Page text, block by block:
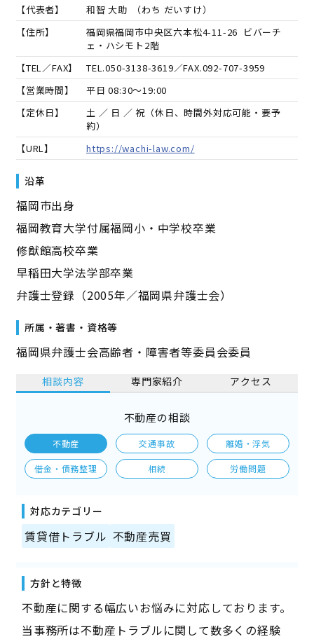
【代表者】 和智 大助 （わち だいすけ）
【住所】
福岡県福岡市中央区六本松4-11-26 ビバーチ
ェ・ハシモト2階
【TEL／FAX】
TEL.050-3138-3619／FAX.092-707-3959
【営業時間】
平日 08:30～19:00
【定休日】
土 ／ 日 ／ 祝（休日、時間外対応可能・要予
約）
【URL】
https://wachi-law.com/
沿革
福岡市出身
福岡教育大学付属福岡小・中学校卒業
修猷館高校卒業
早稲田大学法学部卒業
弁護士登録（2005年／福岡県弁護士会）
所属・著書・資格等
福岡県弁護士会高齢者・障害者等委員会委員
相談内容 専門家紹介 アクセス
不動産の相談
不動産 交通事故 離婚・浮気
借金・債務整理 相続 労働問題
対応カテゴリー
賃貸借トラブル 不動産売買
方針と特徴
不動産に関する幅広いお悩みに対応しております。
当事務所は不動産トラブルに関して数多くの経験